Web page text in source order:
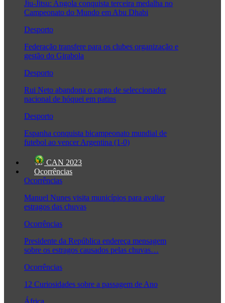
Jiu-Jitsu: Angola conquista terceira medalha no
Campeonato do Mundo em Abu Dhabi
Desporto
Federação transfere para os clubes organização e
gestão do Girabola
Desporto
Rui Neto abandona o cargo de seleccionador
nacional de hóquei em patins
Desporto
Espanha conquista bicampeonato mundial de
futebol ao vencer Argentina (1-0)
CAN 2023
Ocorrências
Ocorrências
Manuel Nunes visita municípios para avaliar
estragos das chuvas
Ocorrências
Presidente da República endereça mensagem
sobre os estragos causados pelas chuvas…
Ocorrências
12 Curiosidades sobre a passagem de Ano
África